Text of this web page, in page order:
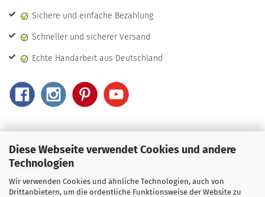
Diese Webseite verwendet Cookies und andere
Technologien
Wir verwenden Cookies und ähnliche Technologien, auch von
Drittanbietern, um die ordentliche Funktionsweise der Website zu
Sichere und einfache Bezahlung
Schneller und sicherer Versand
Echte Handarbeit aus Deutschland
Kontakt & Beratung...
Weckedesign
Thingplatzweg 16
31737 Rinteln